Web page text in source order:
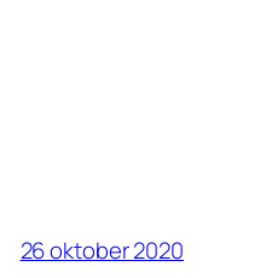
26 oktober 2020